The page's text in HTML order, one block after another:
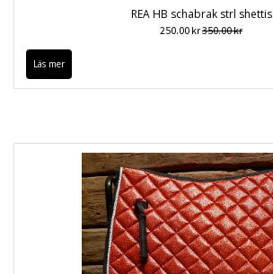
REA HB schabrak strl shettis
250.00 kr350.00 kr
Läs mer